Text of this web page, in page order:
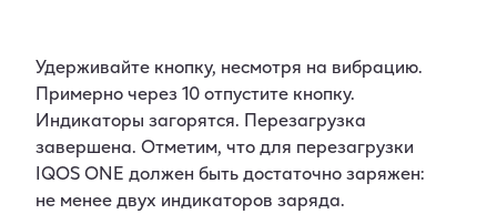
Удерживайте кнопку, несмотря на вибрацию.
Примерно через 10 отпустите кнопку.
Индикаторы загорятся. Перезагрузка
завершена. Отметим, что для перезагрузки
IQOS ONE должен быть достаточно заряжен:
не менее двух индикаторов заряда.